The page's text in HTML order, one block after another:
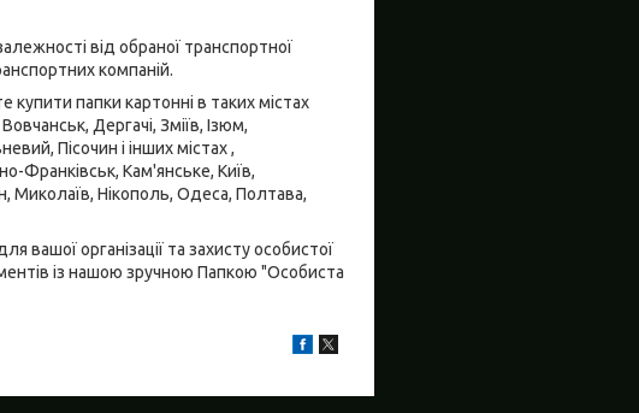
від обраної транспортної
компаній.
папки картонні в таких містах
Дергачі, Зміїв, Ізюм,
Пісочин і інших містах ,
Франківськ, Кам'янське, Київ,
Миколаїв, Нікополь, Одеса, Полтава,
організації та захисту особистої
із нашою зручною Папкою "Особиста